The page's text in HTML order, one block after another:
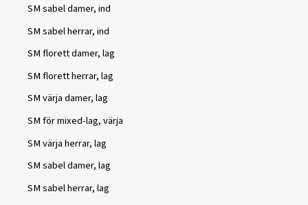
SM sabel damer, ind
SM sabel herrar, ind
SM florett damer, lag
SM florett herrar, lag
SM värja damer, lag
SM för mixed-lag, värja
SM värja herrar, lag
SM sabel damer, lag
SM sabel herrar, lag